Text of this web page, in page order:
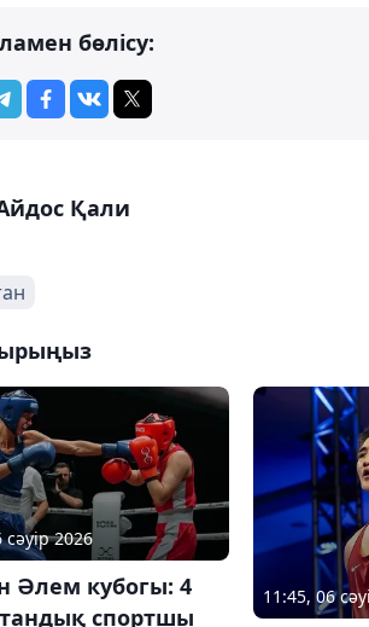
бөлісу:
Қали
2026
Әлем кубогы: 4
спортшы
11:45, 06